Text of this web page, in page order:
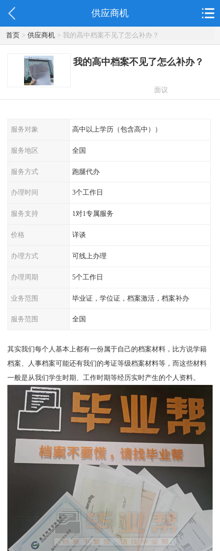
供应商机
首页> 供应商机> 我的高中档案不见了怎么补办？
我的高中档案不见了怎么补办？
面议
服务对象 高中以上学历（包含高中））
服务地区 全国
服务方式 跑腿代办
办理时间 3个工作日
服务支持 1对1专属服务
价格 详谈
办理方式 可线上办理
办理周期 5个工作日
业务范围 毕业证，学位证，档案激活，档案补办
服务范围 全国
其实我们每个人基本上都有一份属于自己的档案材料，比方说学籍
档案、人事档案可能还有我们的考证等级档案材料等，而这些材料
一般是从我们学生时期、工作时期等经历实时产生的个人资料。